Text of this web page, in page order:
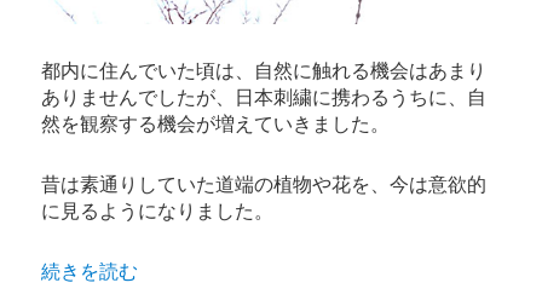
都内に住んでいた頃は、自然に触れる機会はあまり
ありませんでしたが、日本刺繍に携わるうちに、自
然を観察する機会が増えていきました。
昔は素通りしていた道端の植物や花を、今は意欲的
に見るようになりました。
“自然に触れる” の
続きを読む